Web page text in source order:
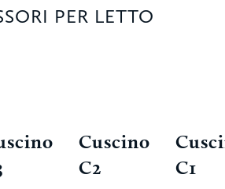
PER LETTO
Cuscino
C2
C1